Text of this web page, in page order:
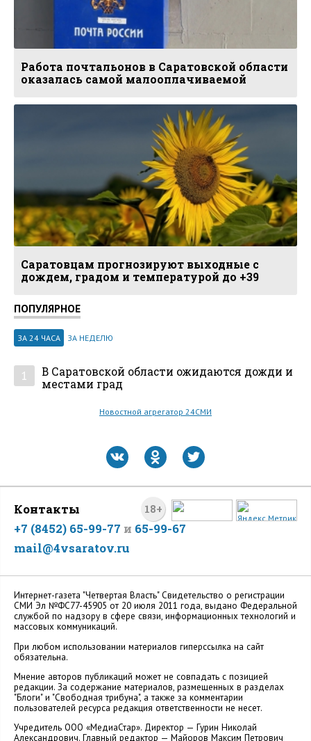
Работа почтальонов в Саратовской области
оказалась самой малооплачиваемой
Саратовцам прогнозируют выходные с
дождем, градом и температурой до +39
ПОПУЛЯРНОЕ
ЗА 24 ЧАСА ЗА НЕДЕЛЮ
1
В Саратовской области ожидаются дожди и
местами град
Новостной агрегатор 24СМИ
18+
Контакты
+7 (8452) 65-99-77 и 65-99-67
mail@4vsaratov.ru
Интернет-газета "Четвертая Власть" Cвидетельство о регистрации
СМИ Эл №ФС77-45905 от 20 июля 2011 года, выдано Федеральной
службой по надзору в сфере связи, информационных технологий и
массовых коммуникаций.
При любом использовании материалов гиперссылка на сайт
обязательна.
Мнение авторов публикаций может не совпадать с позицией
редакции. За содержание материалов, размещенных в разделах
"Блоги" и "Свободная трибуна", а также за комментарии
пользователей ресурса редакция ответственности не несет.
Учредитель ООО «МедиаСтар». Директор — Гурин Николай
Александрович. Главный редактор — Майоров Максим Петрович